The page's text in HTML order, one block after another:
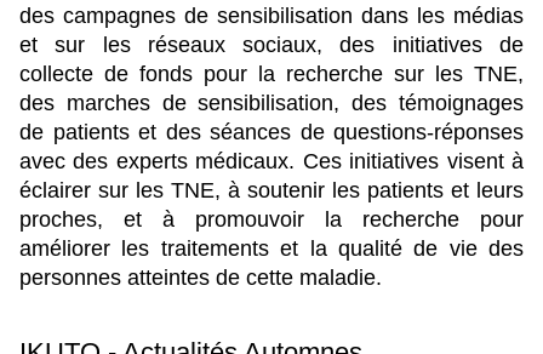
des campagnes de sensibilisation dans les médias
et sur les réseaux sociaux, des initiatives de
collecte de fonds pour la recherche sur les TNE,
des marches de sensibilisation, des témoignages
de patients et des séances de questions-réponses
avec des experts médicaux. Ces initiatives visent à
éclairer sur les TNE, à soutenir les patients et leurs
proches, et à promouvoir la recherche pour
améliorer les traitements et la qualité de vie des
personnes atteintes de cette maladie.